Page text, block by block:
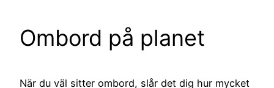
Ombord på planet
När du väl sitter ombord, slår det dig hur mycket